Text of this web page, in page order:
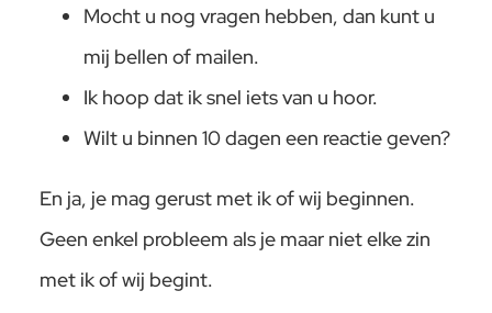
Mocht u nog vragen hebben, dan kunt u
mij bellen of mailen.
Ik hoop dat ik snel iets van u hoor.
Wilt u binnen 10 dagen een reactie geven?
En ja, je mag gerust met ik of wij beginnen.
Geen enkel probleem als je maar niet elke zin
met ik of wij begint.